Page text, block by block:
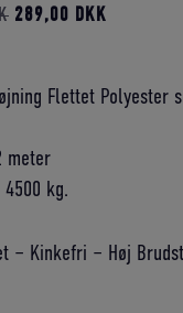
Den
var:
340,00 DKK.
289,00 DKK
er:
Flettet Polyester
meter
kg.
– Kinkefri – Høj